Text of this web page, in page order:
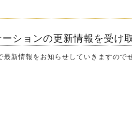
ションの更新情報を受け
新情報をお知らせしていきますので